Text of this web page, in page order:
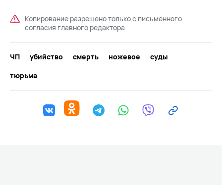
Копирование разрешено только с письменного
согласия главного редактора
ЧП убийство смерть ножевое
суды
тюрьма